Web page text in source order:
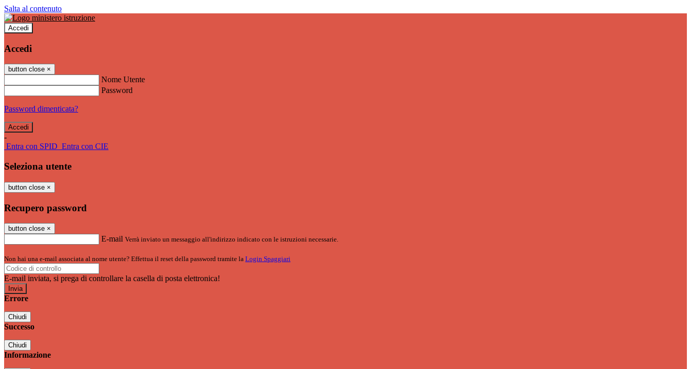
Salta al contenuto
Accedi
Accedi
button close ×
Nome Utente
Password
Password dimenticata?
-
Entra con SPID Entra con CIE
Seleziona utente
button close ×
Recupero password
button close ×
E-mail Verrà inviato un messaggio all'indirizzo indicato con le istruzioni necessarie.
Non hai una e-mail associata al nome utente? Effettua il reset della password tramite la Login Spaggiari
E-mail inviata, si prega di controllare la casella di posta elettronica!
Errore
Chiudi
Successo
Chiudi
Informazione